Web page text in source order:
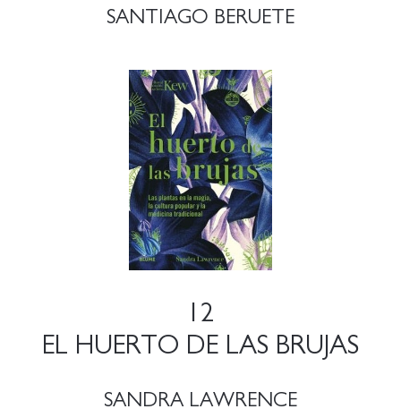
SANTIAGO BERUETE
12
EL HUERTO DE LAS BRUJAS
SANDRA LAWRENCE